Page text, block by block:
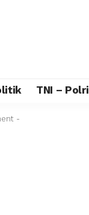
TNI – Polri
-